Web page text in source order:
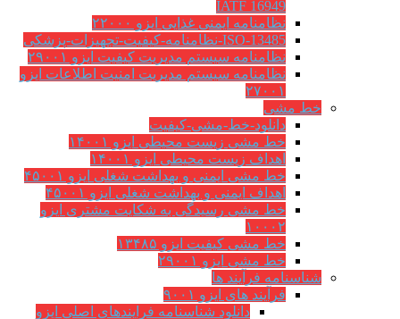
IATF 16949
نظامنامه ایمنی غذایی ایزو ۲۲۰۰۰
ISO-13485-نظامنامه-کیفیت-تجهیزات-پزشکی
نظامنامه سیستم مدیریت کیفیت ایزو ۲۹۰۰۱
نظامنامه سیستم مدیریت امنیت اطلاعات ایزو
۲۷۰۰۱
خط مشی
دانلود-خط-مشی-کیفیت
خط مشی زیست محیطی ایزو ۱۴۰۰۱
اهداف زیست محیطی ایزو ۱۴۰۰۱
خط مشی ایمنی و بهداشت شغلی ایزو ۴۵۰۰۱
اهداف ایمنی و بهداشت شغلی ایزو ۴۵۰۰۱
خط مشی رسیدگی به شکایت مشتری ایزو
۱۰۰۰۲
خط مشی کیفیت ایزو ۱۳۴۸۵
خط مشی ایزو ۲۹۰۰۱
شناسنامه فرآیند ها
فرآیند های ایزو ۹۰۰۱
دانلود شناسنامه فرایندهای اصلی ایزو